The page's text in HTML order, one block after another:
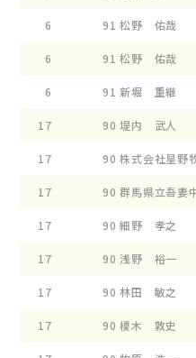
6 91 松野 佑哉
6 91 松野 佑哉
6 91 新堀 重継
17 90 堤内 武人
17 90 株式会社星野
17 90 群馬県立吾妻
17 90 細野 孝之
17 90 浅野 裕一
17 90 林田 敏之
17 90 榎木 敦史